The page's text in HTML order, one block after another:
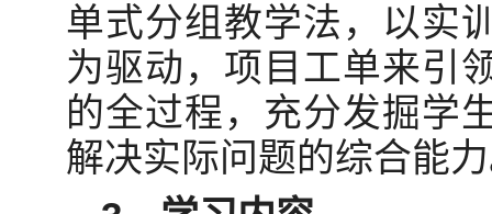
单式分组教学法，以实
为驱动，项目工单来引
的全过程，充分发掘学
解决实际问题的综合能